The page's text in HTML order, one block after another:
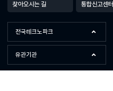
전국테크노파크
유관기관
찾아오시는 길 통합신고센터